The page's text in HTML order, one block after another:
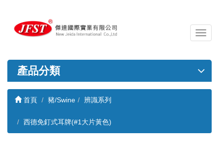
導
覽
關
產品分類
首頁 豬/Swine 辨識系列
西德免釘式耳牌(#1大片黃色)